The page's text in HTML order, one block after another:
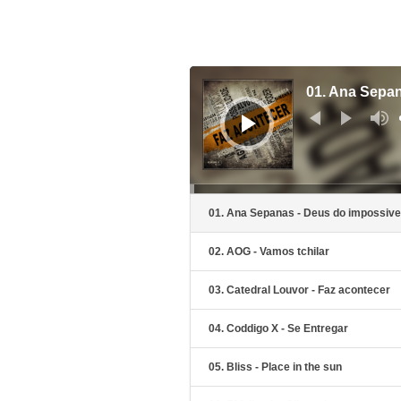
Audiospeler
01. Ana
01. Ana Sepanas - Deus do
02. AOG - Vamos tchilar
03. Catedral Louvor - Faz acontecer
04. Coddigo X - Se Entregar
05. Bliss - Place in the sun